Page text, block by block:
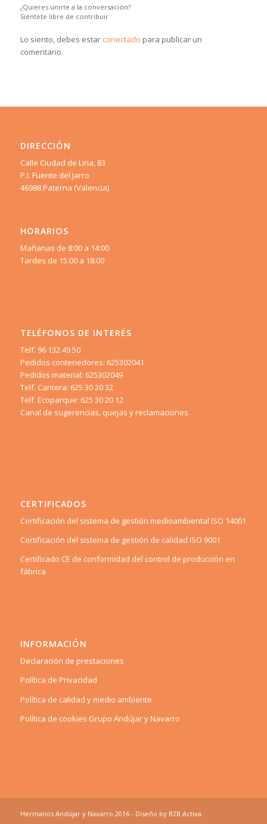
¿Quieres unirte a la conversación?
Siéntete libre de contribuir
Lo siento, debes estar conectado para publicar un
comentario.
DIRECCIÓN
Calle Ciudad de Liria, 83
P.I. Fuente del Jarro
46988 Paterna (Valencia)
HORARIOS
Mañanas de 8:00 a 14:00
Tardes de 15:00 a 18:00
TELÉFONOS DE INTERÉS
Telf. 96 132 49 50
Pedidos contenedores: 625302041
Pedidos material: 625302049
Telf. Cantera: 625 30 20 32
Telf. Ecoparque: 625 30 20 12
Canal de sugerencias, quejas y reclamaciones
CERTIFICADOS
Certificación del sistema de gestión medioambiental ISO 14001
Certificación del sistema de gestión de calidad ISO 9001
Certificado CE de conformidad del control de producción en
fábrica
INFORMACIÓN
Declaración de prestaciones
Política de Privacidad
Política de calidad y medio ambiente
Política de cookies Grupo Andújar y Navarro
Hermanos Andújar y Navarro 2016 - Diseño by B2B Activa